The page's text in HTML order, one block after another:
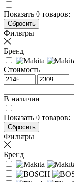
Показать 0 товаров:
Фильтры
Бренд
Стоимость
В наличии
Показать 0 товаров:
Фильтры
Бренд